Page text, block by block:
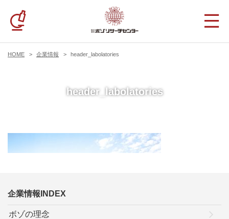
HOME 企業情報 header_labolatories
header_labolatories
企業情報INDEX
ボゾの理念